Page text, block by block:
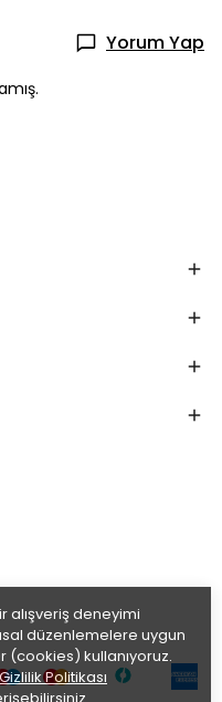
alışveriş deneyimi
düzenlemelere uygun
(cookies) kullanıyoruz.
Gizlilik Politikası
Yorum Yap